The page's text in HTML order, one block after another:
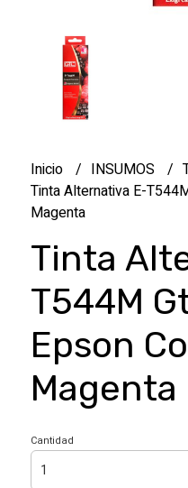
Inicio INSUMOS
Tinta Alternativa E-
Magenta
Tinta
T544M
Epson
Magenta
Cantidad